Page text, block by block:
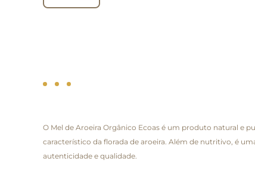
O Mel de Aroeira Orgânico Ecoas é um produto natural e
característico da florada de aroeira. Além de nutritivo, é
autenticidade e qualidade.